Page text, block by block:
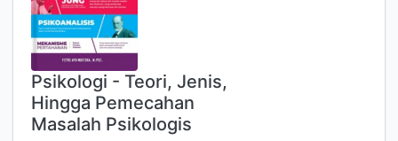
Psikologi - Teori, Jenis,
Hingga Pemecahan
Masalah Psikologis